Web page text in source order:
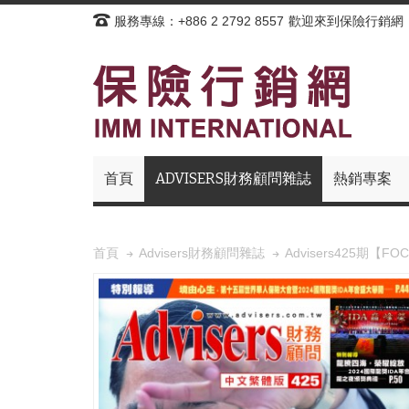
服務專線：+886 2 2792 8557 歡迎來到保險行銷網
首頁 ADVISERS財務顧問雜誌 熱銷專案
首頁 Advisers財務顧問雜誌 Advisers425期【